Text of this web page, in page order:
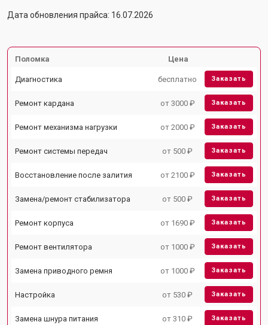
Дата обновления прайса: 16.07.2026
Поломка Цена
Диагностика бесплатно Заказать
Ремонт кардана от 3000 ₽ Заказать
Ремонт механизма нагрузки от 2000 ₽ Заказать
Ремонт системы передач от 500 ₽ Заказать
Восстановление после залития от 2100 ₽ Заказать
Замена/ремонт стабилизатора от 500 ₽ Заказать
Ремонт корпуса от 1690 ₽ Заказать
Ремонт вентилятора от 1000 ₽ Заказать
Замена приводного ремня от 1000 ₽ Заказать
Настройка от 530 ₽ Заказать
Замена шнура питания от 310 ₽ Заказать